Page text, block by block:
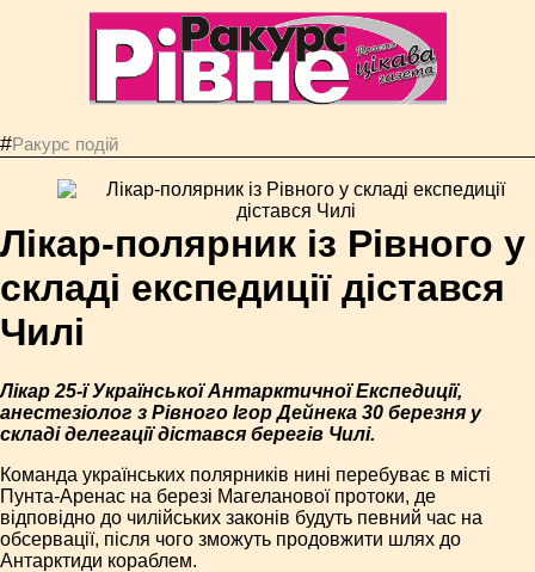
#Ракурс подій
Лікар-полярник із Рівного у
складі експедиції дістався
Чилі
Лікар 25-ї Української Антарктичної Експедиції,
анестезіолог з Рівного Ігор Дейнека 30 березня у
складі делегації дістався берегів Чилі.
Команда українських полярників нині перебуває в місті
Пунта-Аренас на березі Магеланової протоки, де
відповідно до чилійських законів будуть певний час на
обсервації, після чого зможуть продовжити шлях до
Антарктиди кораблем.